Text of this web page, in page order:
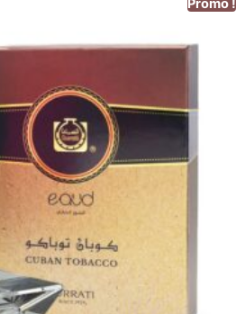
Promo !